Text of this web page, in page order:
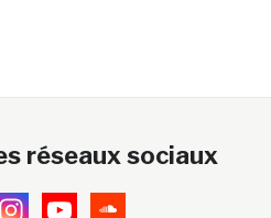
réseaux sociaux